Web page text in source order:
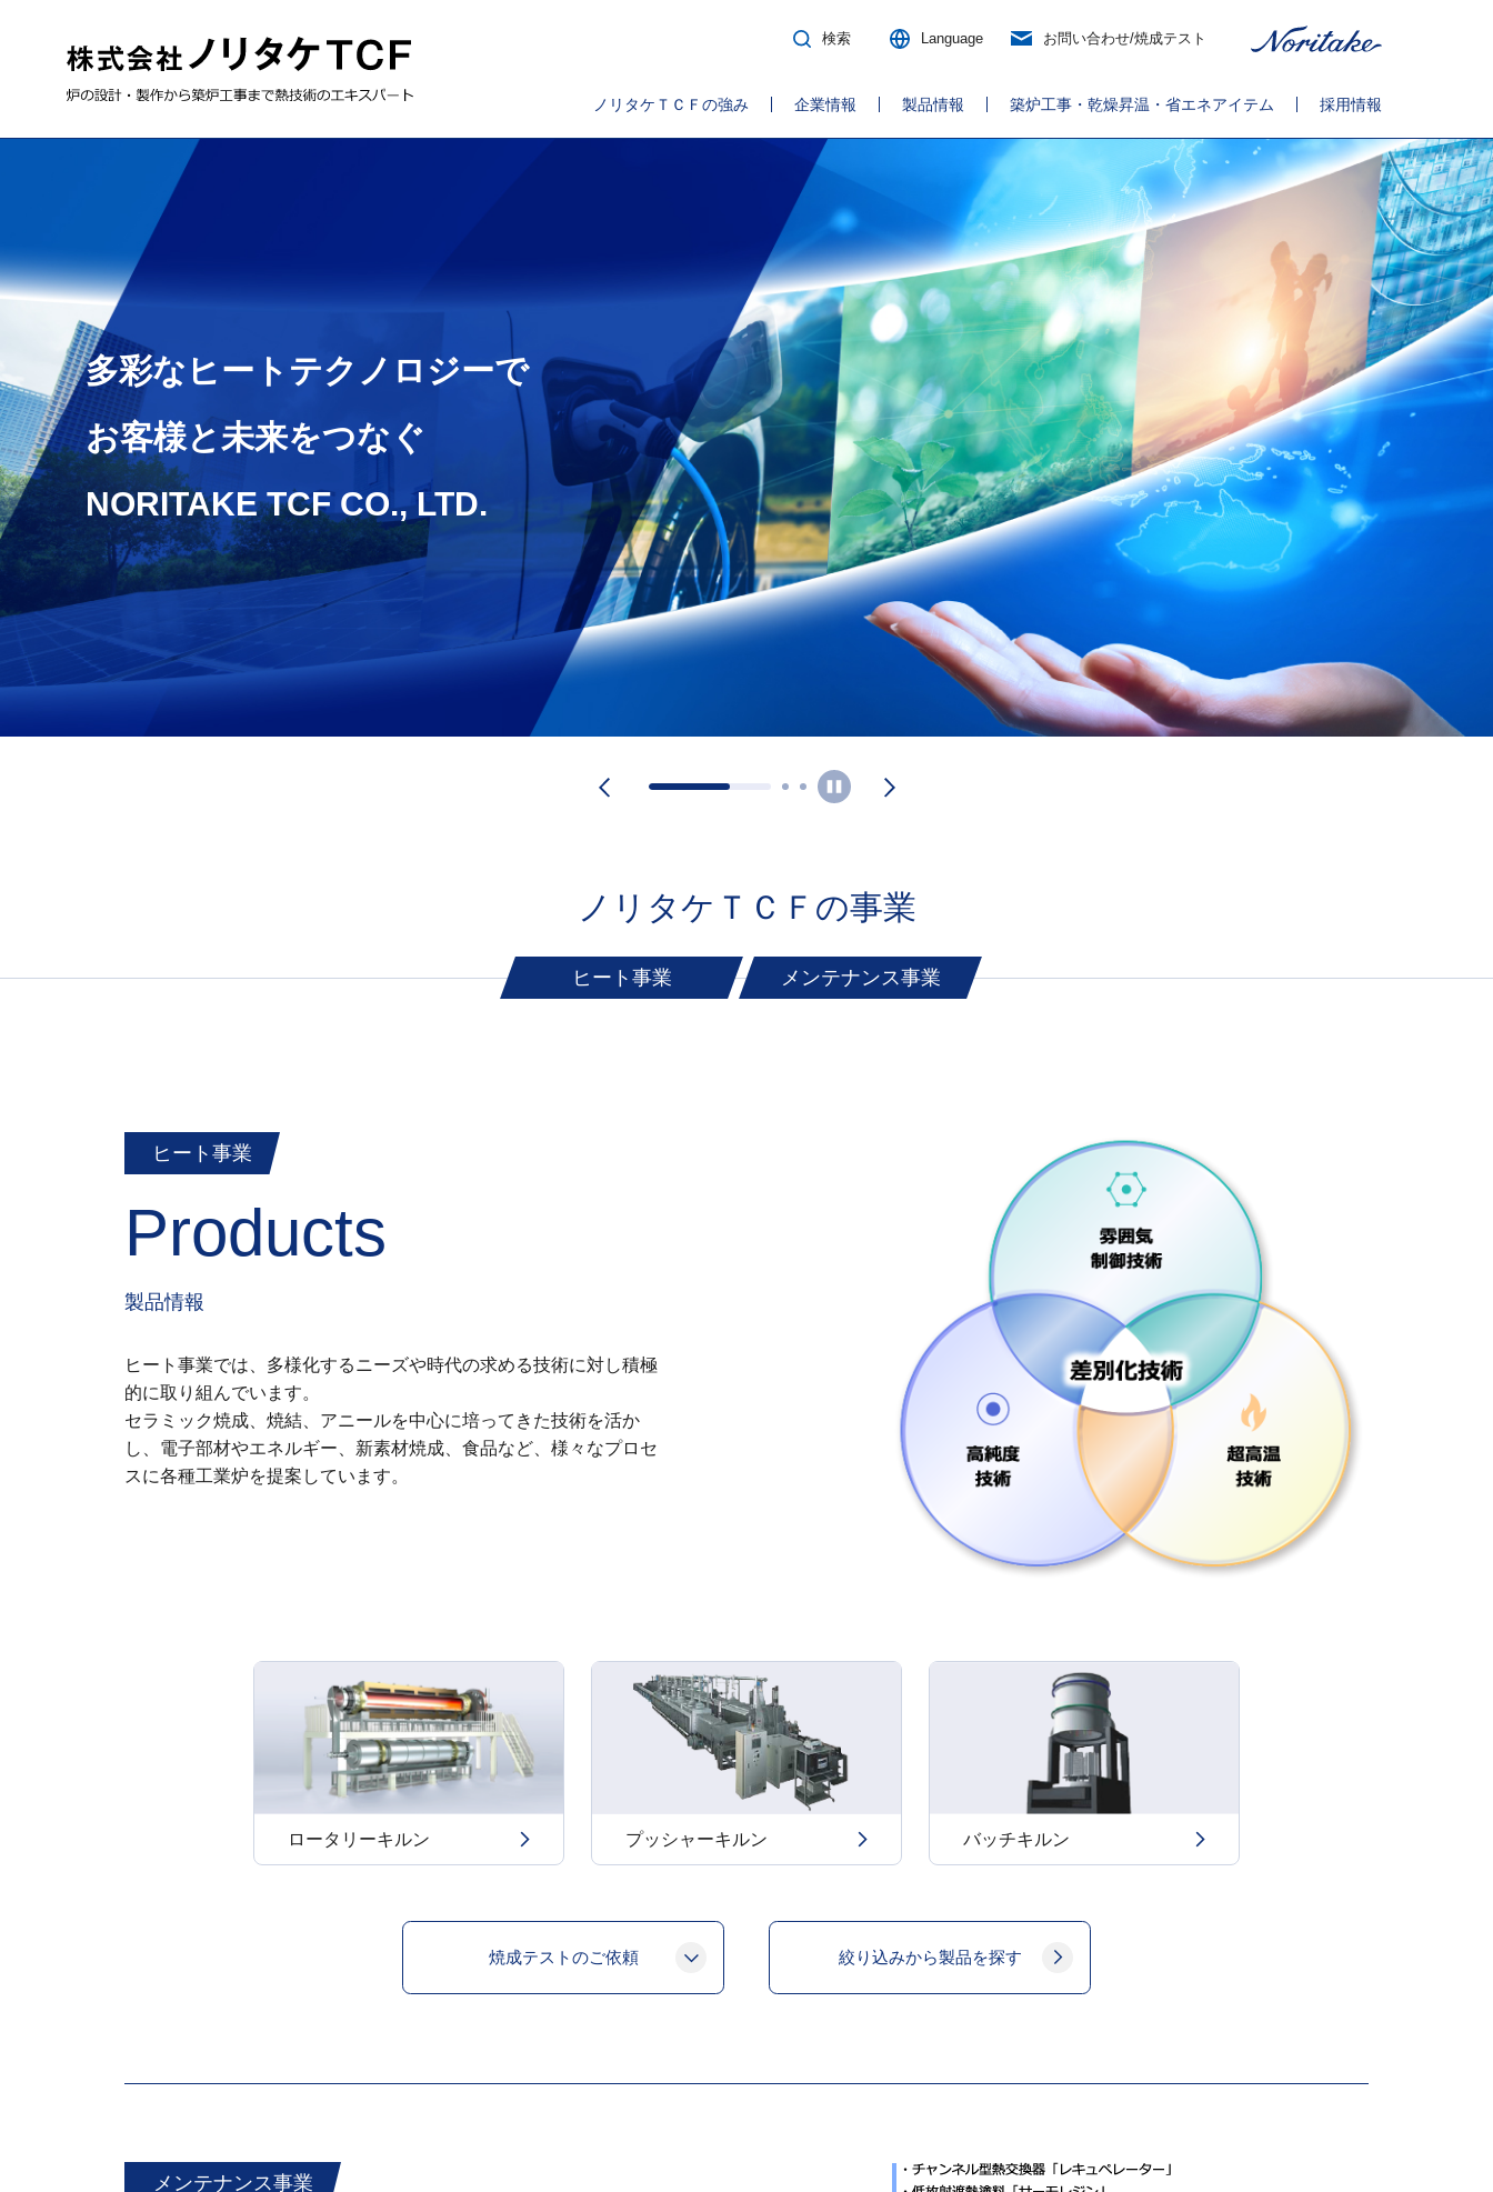
検索 Language お問い合わせ/焼成テスト
ノリタケＴＣＦの強み 企業情報 製品情報 築炉工事・乾燥昇温・省エネアイテム 採用情報
多彩なヒートテクノロジーで
お客様と未来をつなぐ
NORITAKE TCF CO., LTD.
多彩なヒートテクノロジーで
お客様と未来をつなぐ
多彩なヒートテクノロジーで
お客様と未来をつなぐ
ノリタケＴＣＦの事業
ヒート事業 メンテナンス事業
ヒート事業
Products
製品情報
ヒート事業では、多様化するニーズや時代の求める技術に対し積極
的に取り組んでいます。
セラミック焼成、焼結、アニールを中心に培ってきた技術を活か
し、電子部材やエネルギー、新素材焼成、食品など、様々なプロセ
スに各種工業炉を提案しています。
ロータリーキルン プッシャーキルン バッチキルン
焼成テストのご依頼 絞り込みから製品を探す
メンテナンス事業